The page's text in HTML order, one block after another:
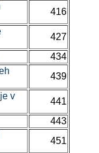
416
427
434
439
v
441
443
451